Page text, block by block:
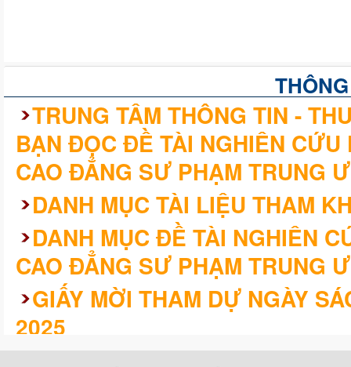
TRUNG TÂM THÔNG TIN -
BẠN ĐỌC ĐỀ TÀI NGHIÊN
CAO ĐẲNG SƯ PHẠM TRUNG
DANH MỤC TÀI LIỆU THAM
DANH MỤC ĐỀ TÀI NGHIÊN
CAO ĐẲNG SƯ PHẠM TRUNG
GIẤY MỜI THAM DỰ NGÀY
2025
KHÓA LUẬN/CHUYÊN ĐỀ